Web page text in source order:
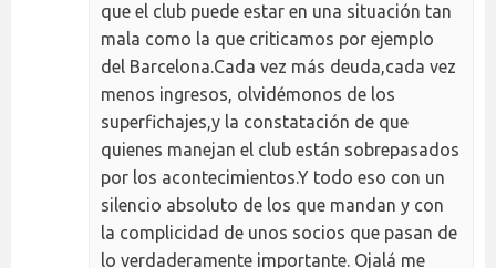
que el club puede estar en una situación tan
mala como la que criticamos por ejemplo
del Barcelona.Cada vez más deuda,cada vez
menos ingresos, olvidémonos de los
superfichajes,y la constatación de que
quienes manejan el club están sobrepasados
por los acontecimientos.Y todo eso con un
silencio absoluto de los que mandan y con
la complicidad de unos socios que pasan de
lo verdaderamente importante. Ojalá me